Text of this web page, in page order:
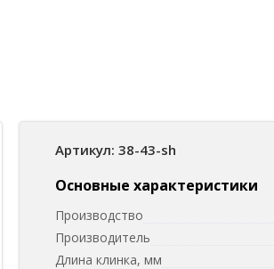
Артикул: 38-43-sh
Основные характеристики
Производство
Производитель
Длина клинка, мм